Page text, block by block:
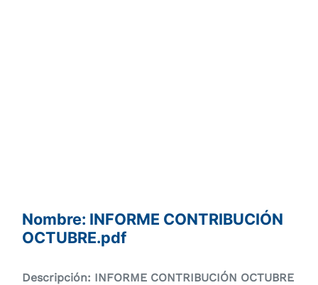
Nombre: INFORME CONTRIBUCIÓN
OCTUBRE.pdf
Descripción: INFORME CONTRIBUCIÓN OCTUBRE